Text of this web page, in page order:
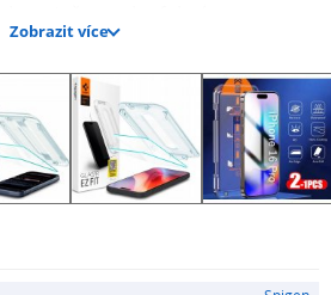
zabraňuje zanechávání otisků
na obrazovce. Je křišťálově
zobrazené barvy. Rovněž
dotyk a vyznačuje se výjimečnou
prstem po obrazovce
navrženo tak, aby chránilo
nečekaném pádu.
Zobrazit více